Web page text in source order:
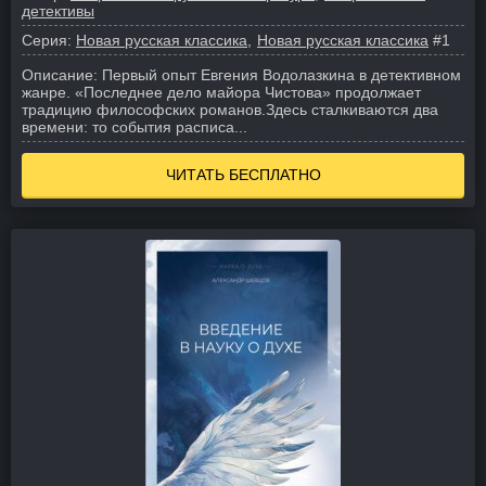
детективы
Серия: Новая русская классика Новая русская классика #1
Описание: Первый опыт Евгения Водолазкина в детективном
жанре. «Последнее дело майора Чистова» продолжает
традицию философских романов. Здесь сталкиваются два
времени: то события расписа...
ЧИТАТЬ БЕСПЛАТНО